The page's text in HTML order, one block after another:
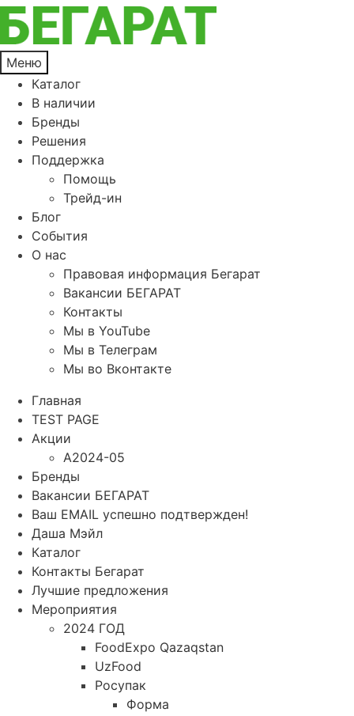
Меню
Каталог
В наличии
Бренды
Решения
Поддержка
Помощь
Трейд-ин
Блог
События
О нас
Правовая информация Бегарат
Вакансии БЕГАРАТ
Контакты
Мы в YouTube
Мы в Телеграм
Мы во Вконтакте
Главная
TEST PAGE
Акции
A2024-05
Бренды
Вакансии БЕГАРАТ
Ваш EMAIL успешно подтвержден!
Даша Мэйл
Каталог
Контакты Бегарат
Лучшие предложения
Мероприятия
2024 ГОД
FoodExpo Qazaqstan
UzFood
Росупак
Форма